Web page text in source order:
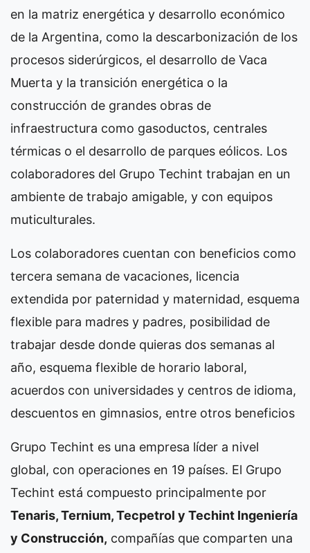
en la matriz energética y desarrollo económico
de la Argentina, como la descarbonización de los
procesos siderúrgicos, el desarrollo de Vaca
Muerta y la transición energética o la
construcción de grandes obras de
infraestructura como gasoductos, centrales
térmicas o el desarrollo de parques eólicos. Los
colaboradores del Grupo Techint trabajan en un
ambiente de trabajo amigable, y con equipos
muticulturales.
Los colaboradores cuentan con beneficios como
tercera semana de vacaciones, licencia
extendida por paternidad y maternidad, esquema
flexible para madres y padres, posibilidad de
trabajar desde donde quieras dos semanas al
año, esquema flexible de horario laboral,
acuerdos con universidades y centros de idioma,
descuentos en gimnasios, entre otros beneficios
Grupo Techint es una empresa líder a nivel
global, con operaciones en 19 países. El Grupo
Techint está compuesto principalmente por
Tenaris, Ternium, Tecpetrol y Techint Ingeniería
y Construcción, compañías que comparten una